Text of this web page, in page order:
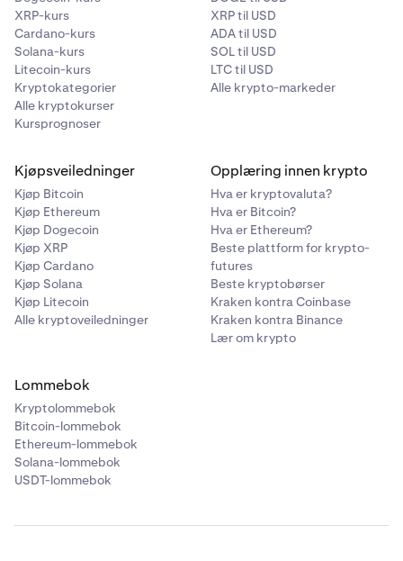
midler (slashing) og manglende betaling av gjeldende
restakings- (gjenbinding-) belønninger, med mindre
dette skyldes dine egne handlinger,
nettverksvedlikehold eller en feil, et hack, og i visse
andre situasjoner. For en fullstendig liste over
omstendigheter der vi ikke vil kompensere deg for
straffekutt i innsatte midler (slashing), se våre
XRP-kurs
Cardano-kurs
Solana-kurs
Litecoin-kurs
Kryptokategorier
Alle kryptokurser
Kursprognoser
XRP til USD
ADA til USD
SOL til USD
LTC til USD
Alle krypto-markeder
Kjøpsveiledninger
Kjøp Bitcoin
Kjøp Ethereum
Kjøp Dogecoin
Kjøp XRP
Kjøp Cardano
Kjøp Solana
Kjøp Litecoin
Alle kryptoveiledninger
Opplæring innen krypto
Hva er kryptovaluta?
Hva er Bitcoin?
Hva er Ethereum?
Beste plattform for krypto-
futures
Beste kryptobørser
Kraken kontra Coinbase
Kraken kontra Binance
Lær om krypto
Lommebok
Kryptolommebok
Bitcoin-lommebok
Ethereum-lommebok
Solana-lommebok
USDT-lommebok